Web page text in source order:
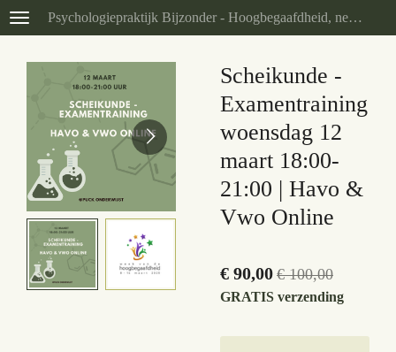
Ga
direct
naar
hoofdinhoud
Psychologiepraktijk Bijzonder - Hoogbegaafdheid, neurodivergentie en problemen in/door het onderwijs (eerder Puck Onderwijst)
Scheikunde -
Examentraining
woensdag 12
maart 18:00-
21:00 | Havo &
Vwo Online
€ 90,00 € 100,00
GRATIS verzending